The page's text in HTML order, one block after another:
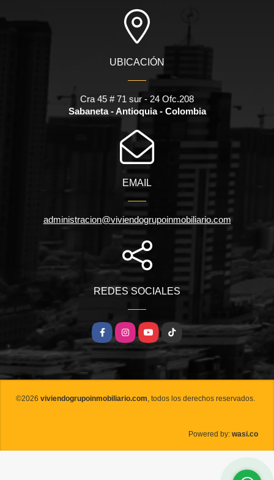
UBICACIÓN
Cra 45 # 71 sur - 24 Ofc.208
Sabaneta - Antioquia - Colombia
EMAIL
administracion@viviendogrupoinmobiliario.com
REDES SOCIALES
FacebookInstagramYouTubeTikTok
©2026 viviendogrupoinmobiliario.com, todos los derechos reservados.
Powered by: wasi.co